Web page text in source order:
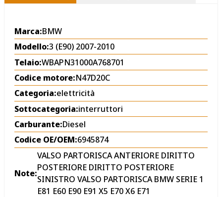
Marca:BMW
Modello:3 (E90) 2007-2010
Telaio:WBAPN31000A768701
Codice motore:N47D20C
Categoria:elettricità
Sottocategoria:interruttori
Carburante:Diesel
Codice OE/OEM:6945874
Note:
VALSO PARTORISCA ANTERIORE DIRITTO
POSTERIORE DIRITTO POSTERIORE
SINISTRO VALSO PARTORISCA BMW SERIE 1
E81 E60 E90 E91 X5 E70 X6 E71